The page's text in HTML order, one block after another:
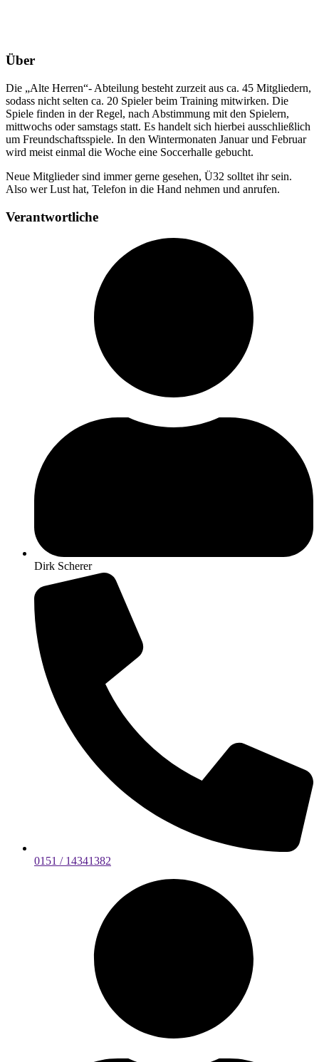
Über
Die „Alte Herren“- Abteilung besteht zurzeit aus ca. 45 Mitgliedern,
sodass nicht selten ca. 20 Spieler beim Training mitwirken. Die
Spiele finden in der Regel, nach Abstimmung mit den Spielern,
mittwochs oder samstags statt. Es handelt sich hierbei ausschließlich
um Freundschaftsspiele. In den Wintermonaten Januar und Februar
wird meist einmal die Woche eine Soccerhalle gebucht.
Neue Mitglieder sind immer gerne gesehen, Ü32 solltet ihr sein.
Also wer Lust hat, Telefon in die Hand nehmen und anrufen.
Verantwortliche
Dirk Scherer
0151 / 14341382